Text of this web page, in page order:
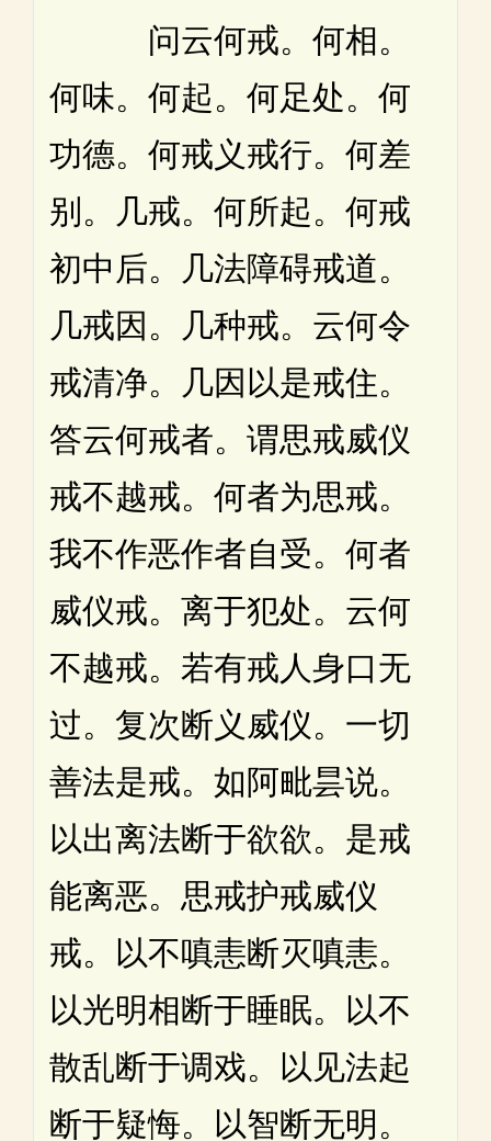
问云何戒。何相。
何味。何起。何足处。何
功德。何戒义戒行。何差
别。几戒。何所起。何戒
初中后。几法障碍戒道。
几戒因。几种戒。云何令
戒清净。几因以是戒住。
答云何戒者。谓思戒威仪
戒不越戒。何者为思戒。
我不作恶作者自受。何者
威仪戒。离于犯处。云何
不越戒。若有戒人身口无
过。复次断义威仪。一切
善法是戒。如阿毗昙说。
以出离法断于欲欲。是戒
能离恶。思戒护戒威仪
戒。以不嗔恚断灭嗔恚。
以光明相断于睡眠。以不
散乱断于调戏。以见法起
断于疑悔。以智断无明。